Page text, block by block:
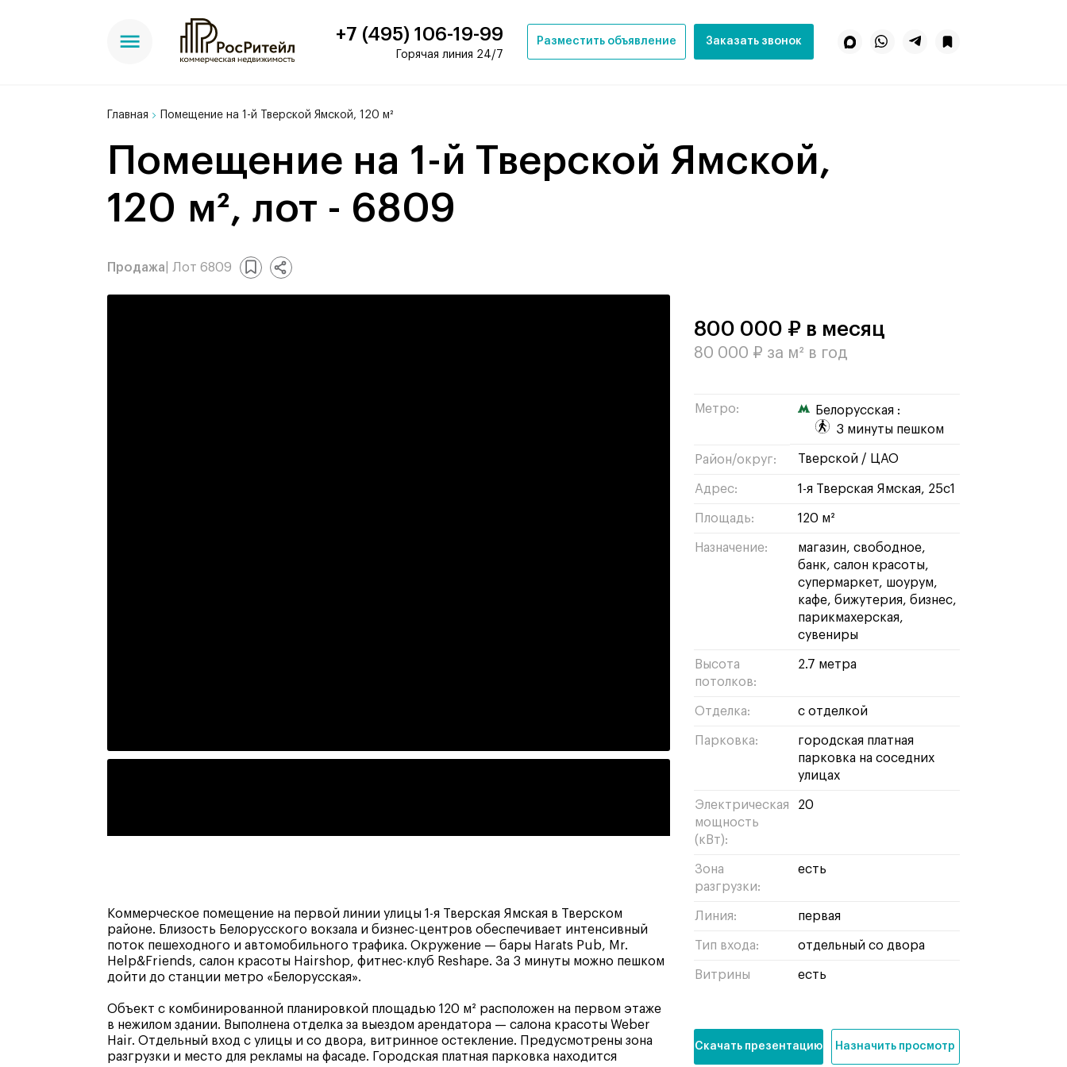
+7 (495) 106-19-99
Горячая линия 24/7
Разместить объявление Заказать звонок
Главная Помещение на 1-й Тверской Ямской, 120 м²
Помещение на 1-й Тверской Ямской,
120 м², лот - 6809
Продажа | Лот 6809
Коммерческое помещение на первой линии улицы 1-я Тверская Ямская в Тверском
районе. Близость Белорусского вокзала и бизнес-центров обеспечивает интенсивный
поток пешеходного и автомобильного трафика. Окружение — бары Harats Pub, Mr.
Help&Friends, салон красоты Hairshop, фитнес-клуб Reshape. За 3 минуты можно пешком
дойти до станции метро «Белорусская».
Объект с комбинированной планировкой площадью 120 м² расположен на первом этаже
в нежилом здании. Выполнена отделка за выездом арендатора — салона красоты Weber
Hair. Отдельный вход с улицы и со двора, витринное остекление. Предусмотрены зона
разгрузки и место для рекламы на фасаде. Городская платная парковка находится
800 000 ₽ в месяц
80 000 ₽ за м² в год
Метро:
Белорусская :
3 минуты пешком
Район/округ: тверской/ ЦАО
Адрес: 1-я Тверская Ямская, 25с1
Площадь: 120 м²
Назначение: магазин свободное
банк
салон красоты
супермаркет
шоурум
кафе бижутерия бизнес
парикмахерская
сувениры
Высота
потолков:
2.7 метра
Отделка: с отделкой
Парковка:
городская платная
парковка на соседних
улицах
Электрическая
мощность
(кВт):
20
Зона
разгрузки:
есть
Линия: первая
Тип входа: отдельный со двора
Витрины есть
Скачать презентацию Назначить просмотр